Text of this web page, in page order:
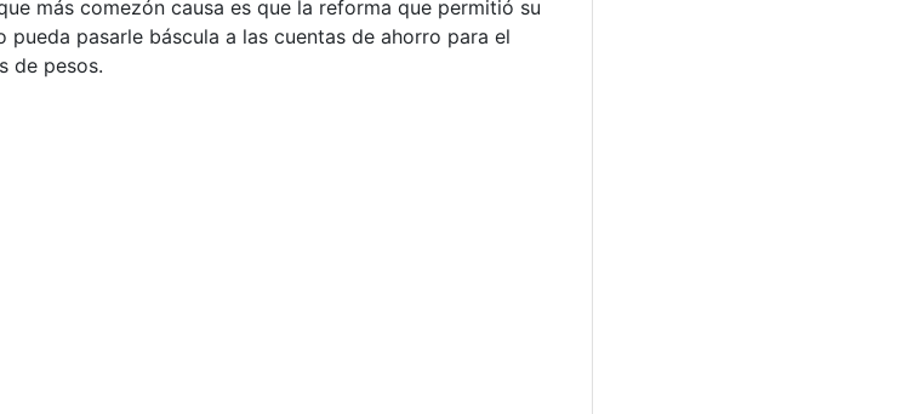
más comezón causa es que la reforma que permitió su
pasarle báscula a las cuentas de ahorro para el
de pesos.